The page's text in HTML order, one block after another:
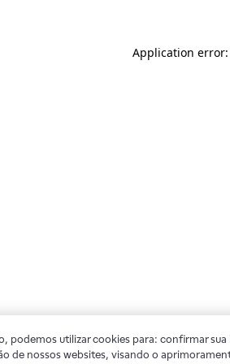
Application
podemos utilizar cookies para: confirmar
de nossos websites, visando o